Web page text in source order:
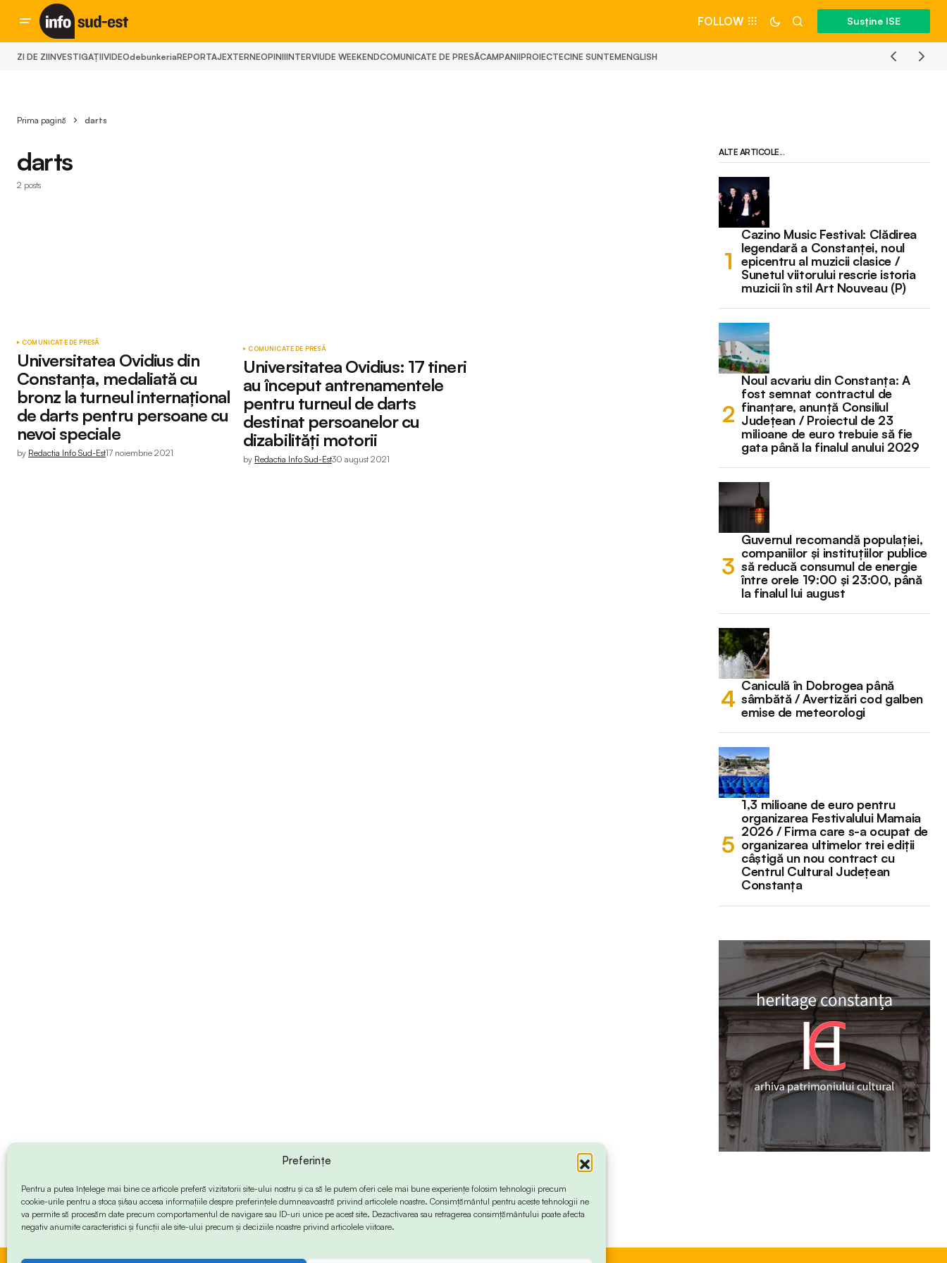
Preferințe
Pentru a putea înțelege mai bine ce articole preferă vizitatorii site-ului nostru și ca să le putem oferi cele mai bune experiențe folosim tehnologii precum
cookie-urile pentru a stoca și/sau accesa informațiile despre preferințele dumneavoastră privind articolele noastre. Consimțământul pentru aceste tehnologii ne
va permite să procesăm date precum comportamentul de navigare sau ID-uri unice pe acest site. Dezactivarea sau retragerea consimțământului poate afecta
negativ anumite caracteristici și funcții ale site-ului precum și deciziile noastre privind articolele viitoare.
FOLLOW Susține ISE
ZI DE ZIINVESTIGAȚIIVIDEOdebunkeriaREPORTAJEXTERNEOPINIIINTERVIUDE WEEKENDCOMUNICATE DE PRESĂCAMPANIIPROIECTECINE SUNTEMENGLISH
Prima pagină darts
darts
2 posts
COMUNICATE DE PRESĂ
Universitatea Ovidius din
Constanţa, medaliată cu
bronz la turneul internațional
de darts pentru persoane cu
nevoi speciale
by Redactia Info Sud-Est17 noiembrie 2021
COMUNICATE DE PRESĂ
Universitatea Ovidius: 17 tineri
au început antrenamentele
pentru turneul de darts
destinat persoanelor cu
dizabilități motorii
by Redactia Info Sud-Est30 august 2021
ALTE ARTICOLE...
Cazino Music Festival: Clădirea
legendară a Constanței, noul
epicentru al muzicii clasice /
Sunetul viitorului rescrie istoria
muzicii în stil Art Nouveau (P)
Noul acvariu din Constanța: A
fost semnat contractul de
finanțare, anunță Consiliul
Județean / Proiectul de 23
milioane de euro trebuie să fie
gata până la finalul anului 2029
Guvernul recomandă populației,
companiilor și instituțiilor publice
să reducă consumul de energie
între orele 19:00 și 23:00, până
la finalul lui august
Caniculă în Dobrogea până
sâmbătă / Avertizări cod galben
emise de meteorologi
1,3 milioane de euro pentru
organizarea Festivalului Mamaia
2026 / Firma care s-a ocupat de
organizarea ultimelor trei ediții
câștigă un nou contract cu
Centrul Cultural Județean
Constanța